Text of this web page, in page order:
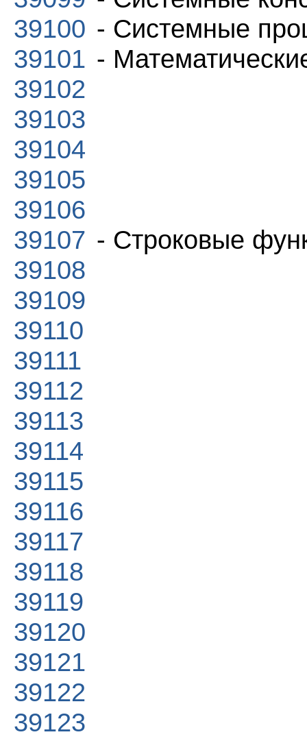
39100 - Системные
39101 -
39102
39103
39104
39105
39106
39107 - Строковые
39108
39109
39110
39111
39112
39113
39114
39115
39116
39117
39118
39119
39120
39121
39122
39123